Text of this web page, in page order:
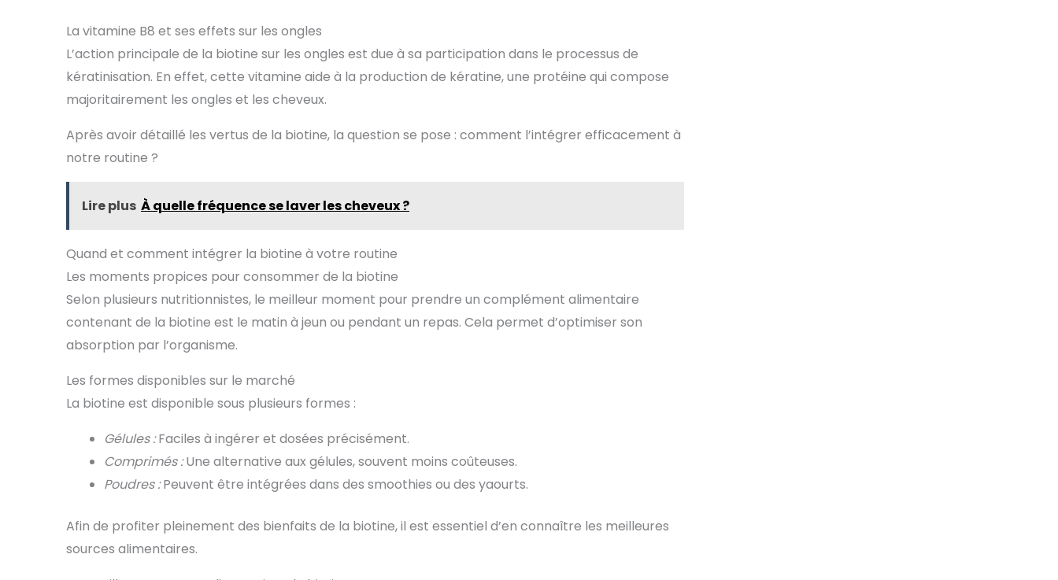
La vitamine B8 et ses effets sur les ongles
L’action principale de la biotine sur les ongles est due à sa participation dans le processus de
kératinisation. En effet, cette vitamine aide à la production de kératine, une protéine qui compose
majoritairement les ongles et les cheveux.
Après avoir détaillé les vertus de la biotine, la question se pose : comment l’intégrer efficacement à
notre routine ?
Lire plus À quelle fréquence se laver les cheveux ?
Quand et comment intégrer la biotine à votre routine
Les moments propices pour consommer de la biotine
Selon plusieurs nutritionnistes, le meilleur moment pour prendre un complément alimentaire
contenant de la biotine est le matin à jeun ou pendant un repas. Cela permet d’optimiser son
absorption par l’organisme.
Les formes disponibles sur le marché
La biotine est disponible sous plusieurs formes :
Gélules :Faciles à ingérer et dosées précisément.
Comprimés :Une alternative aux gélules, souvent moins coûteuses.
Poudres :Peuvent être intégrées dans des smoothies ou des yaourts.
Afin de profiter pleinement des bienfaits de la biotine, il est essentiel d’en connaître les meilleures
sources alimentaires.